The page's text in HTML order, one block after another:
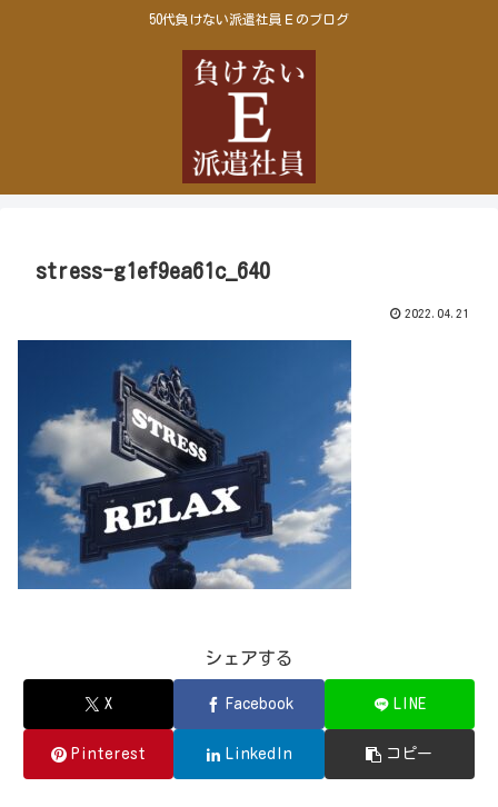
50代負けない派遣社員Ｅのブログ
stress-g1ef9ea61c_640
2022.04.21
シェアする
X Facebook LINE
Pinterest LinkedIn コピー